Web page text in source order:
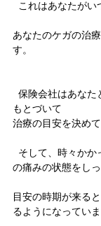
これはあなたがい
あなたのケガの治
す。
保険会社はあなた
もとづいて
治療の目安を決めて
そして、時々かか
の痛みの状態をし
目安の時期が来る
るようになっていま